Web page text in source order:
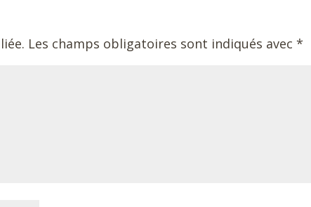
Les champs obligatoires sont indiqués avec *